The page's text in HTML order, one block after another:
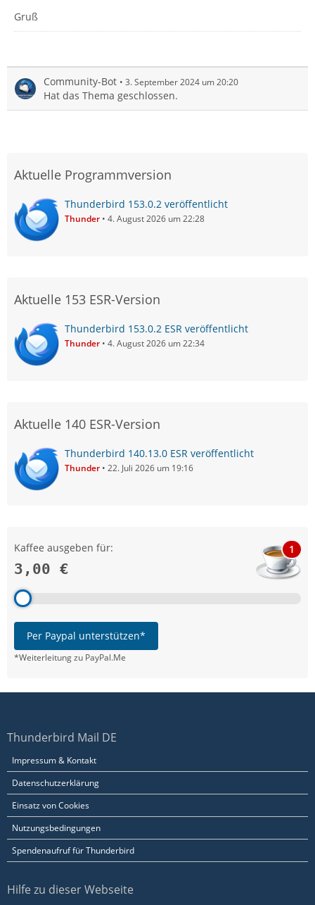
Gruß
Community-Bot 3. September 2024 um 20:20
Hat das Thema geschlossen.
Aktuelle Programmversion
Thunderbird 153.0.2 veröffentlicht
Thunder 4. August 2026 um 22:28
Aktuelle 153 ESR-Version
Thunderbird 153.0.2 ESR veröffentlicht
Thunder 4. August 2026 um 22:34
Aktuelle 140 ESR-Version
Thunderbird 140.13.0 ESR veröffentlicht
Thunder 22. Juli 2026 um 19:16
Kaffee ausgeben für:
3,00 €
1
Per Paypal unterstützen*
*Weiterleitung zu PayPal.Me
Thunderbird Mail DE
Impressum & Kontakt
Datenschutzerklärung
Einsatz von Cookies
Nutzungsbedingungen
Spendenaufruf für Thunderbird
Hilfe zu dieser Webseite